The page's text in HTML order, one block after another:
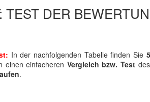
TEST DER
In der nachfolgenden Tabelle finden Sie
einen einfacheren Vergleich bzw. Testdes
.